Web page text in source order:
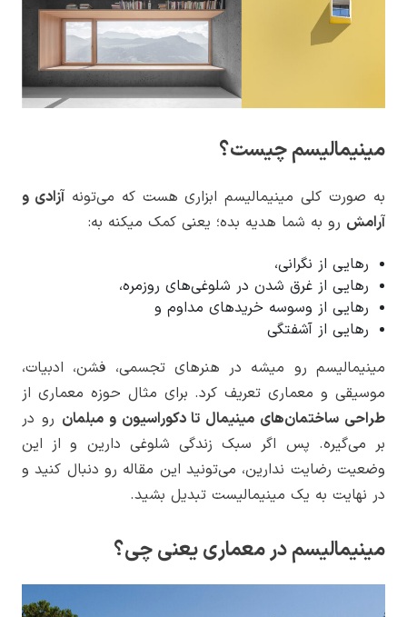
مینیمالیسم چیست؟
به صورت کلی مینیمالیسم ابزاری هست که می‌تونهآزادی و
آرامش رو به شما هدیه بده؛ یعنی کمک میکنه به:
رهایی از نگرانی،
رهایی از غرق شدن در شلوغی‌های روزمره،
رهایی از وسوسه خریدهای مداوم و
رهایی از آشفتگی
مینیمالیسم رو میشه در هنرهای تجسمی، فشن، ادبیات،
موسیقی و معماری تعریف کرد. برای مثال حوزه معماری از
طراحی ساختمان‌های مینیمال تا دکوراسیون و مبلمان رو در
بر می‌گیره. پس اگر سبک زندگی شلوغی دارین و از این
وضعیت رضایت ندارین، می‌تونید این مقاله رو دنبال کنید و
در نهایت به یک مینیمالیست تبدیل بشید.
مینیمالیسم در معماری یعنی چی؟